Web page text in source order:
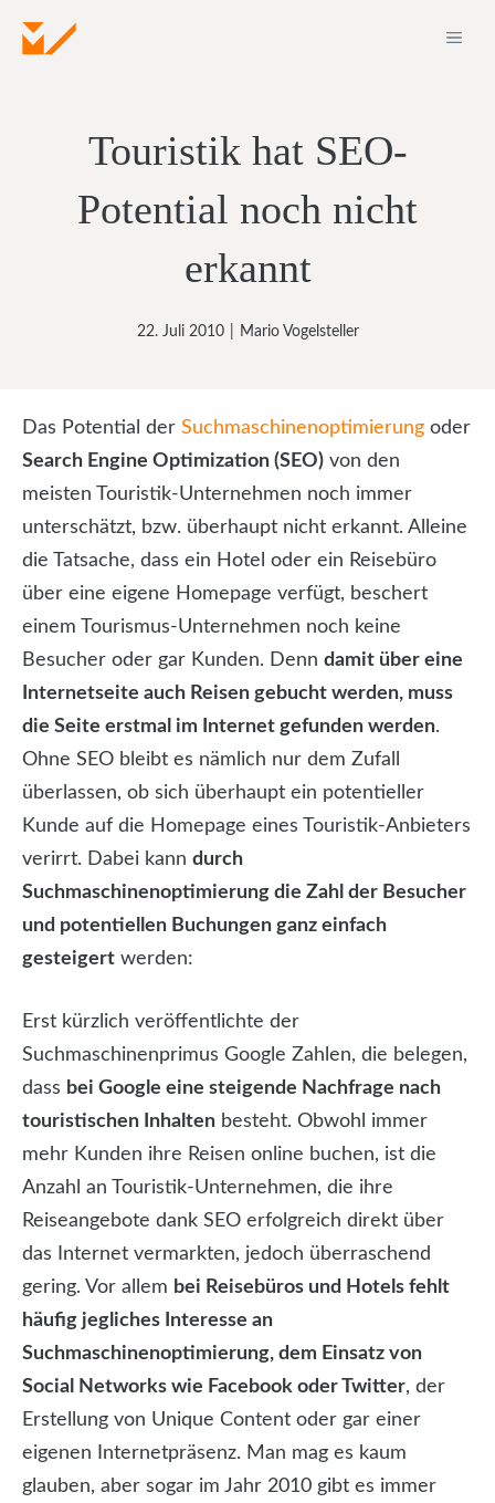
Inhalt
Touristik hat SEO-
Potential noch nicht
erkannt
22. Juli 2010 Mario Vogelsteller
Das Potential der Suchmaschinenoptimierung oder
Search Engine Optimization (SEO) von den
meisten Touristik-Unternehmen noch immer
unterschätzt, bzw. überhaupt nicht erkannt. Alleine
die Tatsache, dass ein Hotel oder ein Reisebüro
über eine eigene Homepage verfügt, beschert
einem Tourismus-Unternehmen noch keine
Besucher oder gar Kunden. Denn damit über eine
Internetseite auch Reisen gebucht werden, muss
die Seite erstmal im Internet gefunden werden.
Ohne SEO bleibt es nämlich nur dem Zufall
überlassen, ob sich überhaupt ein potentieller
Kunde auf die Homepage eines Touristik-Anbieters
verirrt. Dabei kann durch
Suchmaschinenoptimierung die Zahl der Besucher
und potentiellen Buchungen ganz einfach
gesteigert werden:
Erst kürzlich veröffentlichte der
Suchmaschinenprimus Google Zahlen, die belegen,
dass bei Google eine steigende Nachfrage nach
touristischen Inhalten besteht. Obwohl immer
mehr Kunden ihre Reisen online buchen, ist die
Anzahl an Touristik-Unternehmen, die ihre
Reiseangebote dank SEO erfolgreich direkt über
das Internet vermarkten, jedoch überraschend
gering. Vor allem bei Reisebüros und Hotels fehlt
häufig jegliches Interesse an
Suchmaschinenoptimierung, dem Einsatz von
Social Networks wie Facebook oder Twitter, der
Erstellung von Unique Content oder gar einer
eigenen Internetpräsenz. Man mag es kaum
glauben, aber sogar im Jahr 2010 gibt es immer